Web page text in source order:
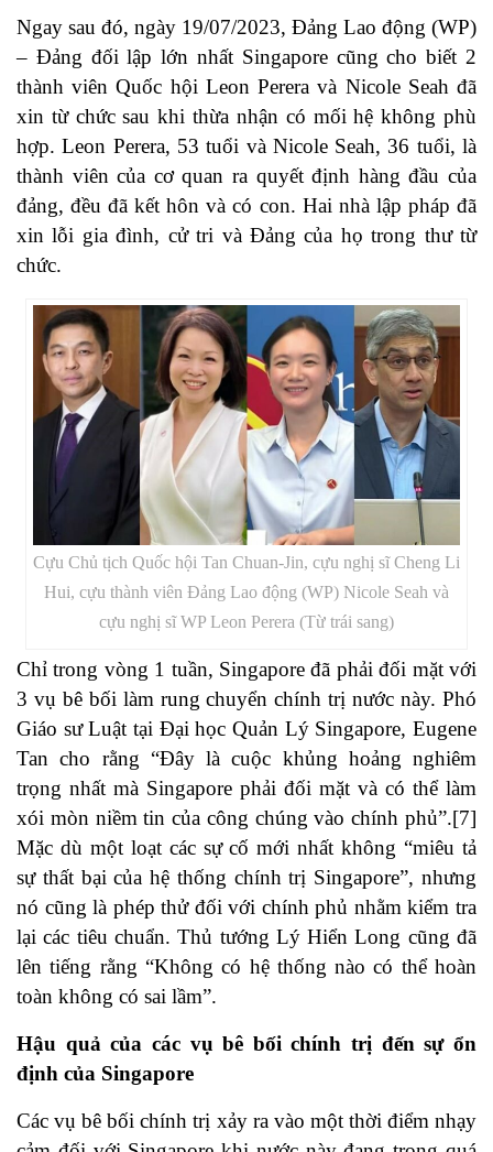
Ngay sau đó, ngày 19/07/2023, Đảng Lao động (WP)
– Đảng đối lập lớn nhất Singapore cũng cho biết 2
thành viên Quốc hội Leon Perera và Nicole Seah đã
xin từ chức sau khi thừa nhận có mối hệ không phù
hợp. Leon Perera, 53 tuổi và Nicole Seah, 36 tuổi, là
thành viên của cơ quan ra quyết định hàng đầu của
đảng, đều đã kết hôn và có con. Hai nhà lập pháp đã
xin lỗi gia đình, cử tri và Đảng của họ trong thư từ
chức.
Cựu Chủ tịch Quốc hội Tan Chuan-Jin, cựu nghị sĩ Cheng Li
Hui, cựu thành viên Đảng Lao động (WP) Nicole Seah và
cựu nghị sĩ WP Leon Perera (Từ trái sang)
Chỉ trong vòng 1 tuần, Singapore đã phải đối mặt với
3 vụ bê bối làm rung chuyển chính trị nước này. Phó
Giáo sư Luật tại Đại học Quản Lý Singapore, Eugene
Tan cho rằng “Đây là cuộc khủng hoảng nghiêm
trọng nhất mà Singapore phải đối mặt và có thể làm
xói mòn niềm tin của công chúng vào chính phủ”.[7]
Mặc dù một loạt các sự cố mới nhất không “miêu tả
sự thất bại của hệ thống chính trị Singapore”, nhưng
nó cũng là phép thử đối với chính phủ nhằm kiểm tra
lại các tiêu chuẩn. Thủ tướng Lý Hiển Long cũng đã
lên tiếng rằng “Không có hệ thống nào có thể hoàn
toàn không có sai lầm”.
Hậu quả của các vụ bê bối chính trị đến sự ổn
định của Singapore
Các vụ bê bối chính trị xảy ra vào một thời điểm nhạy